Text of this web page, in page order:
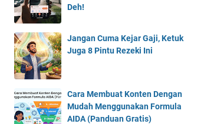
Deh!
Jangan Cuma Kejar Gaji, Ketuk
Juga 8 Pintu Rezeki Ini
Cara Membuat Konten Dengan
Mudah Menggunakan Formula
AIDA (Panduan Gratis)